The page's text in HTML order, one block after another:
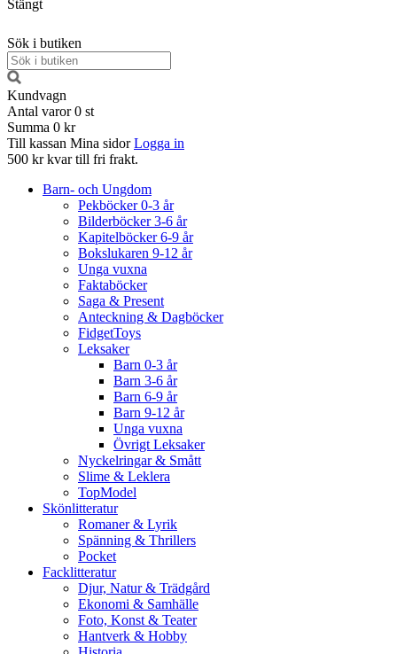
Stängt
Sök i butiken
Kundvagn
Antal varor 0 st
Summa 0 kr
Till kassan Mina sidor Logga in
500 kr kvar till fri frakt.
Barn- och Ungdom
Pekböcker 0-3 år
Bilderböcker 3-6 år
Kapitelböcker 6-9 år
Bokslukaren 9-12 år
Unga vuxna
Faktaböcker
Saga & Present
Anteckning & Dagböcker
FidgetToys
Leksaker
Barn 0-3 år
Barn 3-6 år
Barn 6-9 år
Barn 9-12 år
Unga vuxna
Övrigt Leksaker
Nyckelringar & Smått
Slime & Leklera
TopModel
Skönlitteratur
Romaner & Lyrik
Spänning & Thrillers
Pocket
Facklitteratur
Djur, Natur & Trädgård
Ekonomi & Samhälle
Foto, Konst & Teater
Hantverk & Hobby